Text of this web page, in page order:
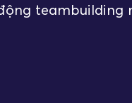
teambuilding